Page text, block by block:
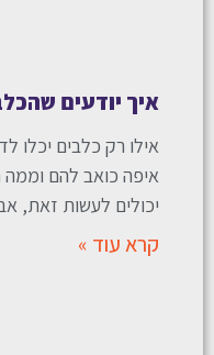
איך יודעים
אילו רק כלבים יכלו
איפה כואב להם וממה
יכולים לעשות זאת,
קרא עוד »